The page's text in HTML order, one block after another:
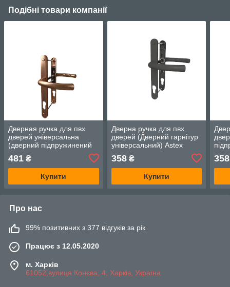
Подібні товари компанії
Дверная ручка для пвх
дверей універсальна
(дверний підпружинений
Astex ANTEY DHS
92/26/16 Бронзовий (F4)
481 ₴
Купити
Дверна ручка для пвх
дверей (Дверний гарнітур
універсальний) Astex
антрацит (РАЛ 7016)
358₴
Купити
358
Про нас
99% позитивних з 377 відгуків за рік
Працює з 12.05.2020
м. Харків
61052,вулиця Конєва, 4, Харків, Україна